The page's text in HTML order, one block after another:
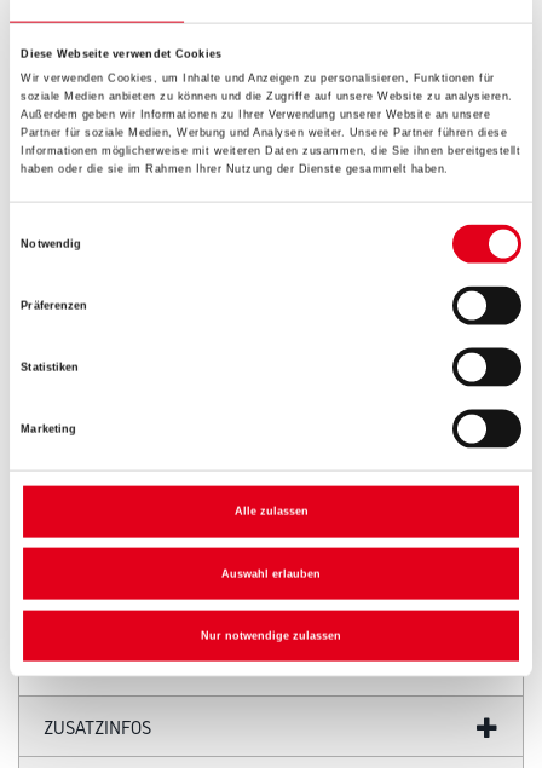
Diese Webseite verwendet Cookies
Wir verwenden Cookies, um Inhalte und Anzeigen zu personalisieren, Funktionen für
soziale Medien anbieten zu können und die Zugriffe auf unsere Website zu analysieren.
Außerdem geben wir Informationen zu Ihrer Verwendung unserer Website an unsere
Partner für soziale Medien, Werbung und Analysen weiter. Unsere Partner führen diese
Informationen möglicherweise mit weiteren Daten zusammen, die Sie ihnen bereitgestellt
haben oder die sie im Rahmen Ihrer Nutzung der Dienste gesammelt haben.
Notwendig
Präferenzen
Statistiken
Marketing
Alle zulassen
Auswahl erlauben
Nur notwendige zulassen
Farbtonbezeichnung
Gebinde
Umrechnungsfaktoren
PRODUKTEIGENSCHAFTEN
ZUSATZINFOS